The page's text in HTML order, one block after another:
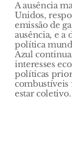
A ausência
Unidos,
emissão de
ausência, e a
política
Azul
interesses
políticas
combustíveis
estar coletivo.